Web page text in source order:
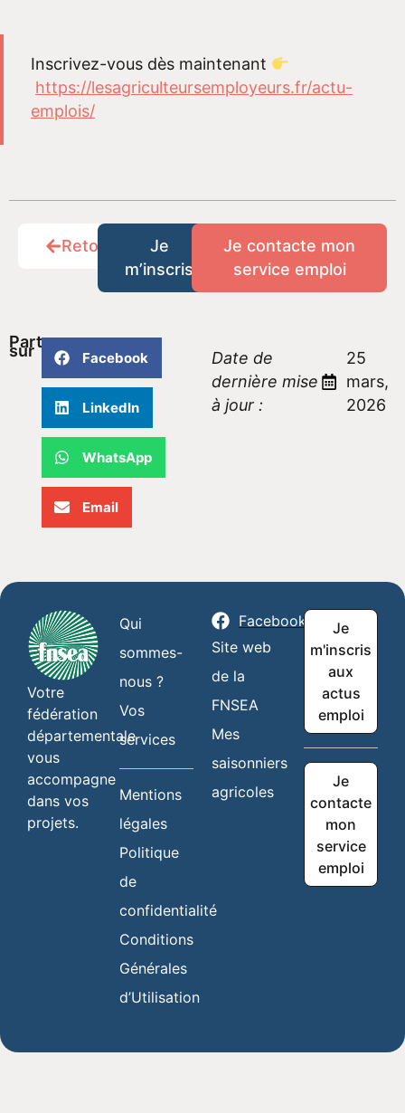
Inscrivez-vous dès maintenant
https://lesagriculteursemployeurs.fr/actu-
emplois/
Retour
Je
m’inscris
Je contacte mon
service emploi
Partager
sur Facebook
LinkedIn
WhatsApp
Email
Date de
dernière mise
à jour :
25
mars,
2026
Votre
fédération
départementale
vous
accompagne
dans vos
projets.
Qui
sommes-
nous ?
Vos
services
Mentions
légales
Politique
de
confidentialité
Conditions
Générales
d’Utilisation
Facebook
Site web
de la
FNSEA
Mes
saisonniers
agricoles
Je
m'inscris
aux
actus
emploi
Je
contacte
mon
service
emploi